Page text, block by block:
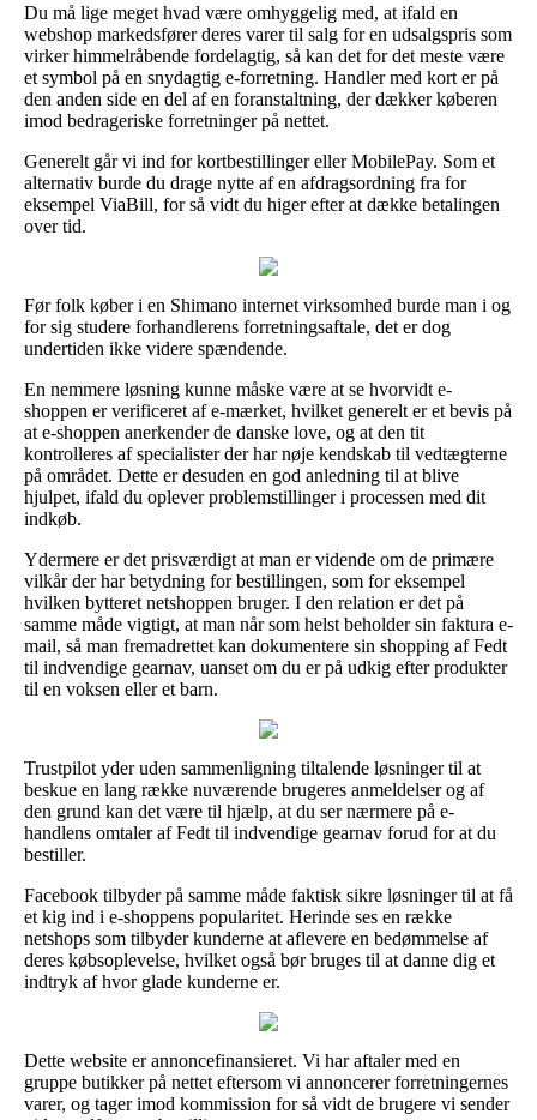
Du må lige meget hvad være omhyggelig med, at ifald en
webshop markedsfører deres varer til salg for en udsalgspris som
virker himmelråbende fordelagtig, så kan det for det meste være
et symbol på en snydagtig e-forretning. Handler med kort er på
den anden side en del af en foranstaltning, der dækker køberen
imod bedrageriske forretninger på nettet.
Generelt går vi ind for kortbestillinger eller MobilePay. Som et
alternativ burde du drage nytte af en afdragsordning fra for
eksempel ViaBill, for så vidt du higer efter at dække betalingen
over tid.
Før folk køber i en Shimano internet virksomhed burde man i og
for sig studere forhandlerens forretningsaftale, det er dog
undertiden ikke videre spændende.
En nemmere løsning kunne måske være at se hvorvidt e-
shoppen er verificeret af e-mærket, hvilket generelt er et bevis på
at e-shoppen anerkender de danske love, og at den tit
kontrolleres af specialister der har nøje kendskab til vedtægterne
på området. Dette er desuden en god anledning til at blive
hjulpet, ifald du oplever problemstillinger i processen med dit
indkøb.
Ydermere er det prisværdigt at man er vidende om de primære
vilkår der har betydning for bestillingen, som for eksempel
hvilken bytteret netshoppen bruger. I den relation er det på
samme måde vigtigt, at man når som helst beholder sin faktura e-
mail, så man fremadrettet kan dokumentere sin shopping af Fedt
til indvendige gearnav, uanset om du er på udkig efter produkter
til en voksen eller et barn.
Trustpilot yder uden sammenligning tiltalende løsninger til at
beskue en lang række nuværende brugeres anmeldelser og af
den grund kan det være til hjælp, at du ser nærmere på e-
handlens omtaler af Fedt til indvendige gearnav forud for at du
bestiller.
Facebook tilbyder på samme måde faktisk sikre løsninger til at få
et kig ind i e-shoppens popularitet. Herinde ses en række
netshops som tilbyder kunderne at aflevere en bedømmelse af
deres købsoplevelse, hvilket også bør bruges til at danne dig et
indtryk af hvor glade kunderne er.
Dette website er annoncefinansieret. Vi har aftaler med en
gruppe butikker på nettet eftersom vi annoncerer forretningernes
varer, og tager imod kommission for så vidt de brugere vi sender